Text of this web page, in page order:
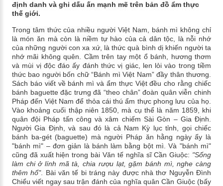
định danh và ghi dấu ấn mạnh mẽ trên bản đồ ẩm thực
thế giới.
Trong tâm thức của nhiều người Việt Nam, bánh mì không chỉ
là món ăn mà còn là niềm tự hào của cả dân tộc, là nỗi nhớ
của những người con xa xứ, là thức quà bình dị khiến người ta
nhớ mãi không quên. Cầm trên tay một ổ bánh, hương thơm
và mùi vị độc đáo ấy đánh thức vị giác, len lỏi vào trong tiềm
thức bao người bốn chữ “Bánh mì Việt Nam” đầy thân thương.
Sách báo viết về bánh mì và ẩm thực Việt đều cho rằng chiếc
bánh baguette đặc trưng đã “theo chân” đoàn quân viễn chinh
Pháp đến Việt Nam để thỏa cái thú ẩm thực phong lưu của họ.
Vào khoảng cuối thập niên 1850, mà cụ thể là năm 1859, khi
quân đội Pháp tấn công và xâm chiếm Sài Gòn – Gia Định.
Người Gia Định, và sau đó là cả Nam Kỳ lục tỉnh, gọi chiếc
bánh ba-gét (baguette) mà người Pháp ăn hằng ngày ấy là
"bánh mì" – đơn giản là bánh làm bằng bột mì. Và "bánh mì"
cũng đã xuất hiện trong bài Văn tế nghĩa sĩ Cần Giuộc: "Sống
làm chi ở lính mã tà, chia rượu lạt, gặm bánh mì, nghe càng
thêm hổ". Bài văn tế bi tráng này được nhà thơ Nguyễn Đình
Chiểu viết ngay sau trận đánh của nghĩa quân Cần Giuộc (bấy